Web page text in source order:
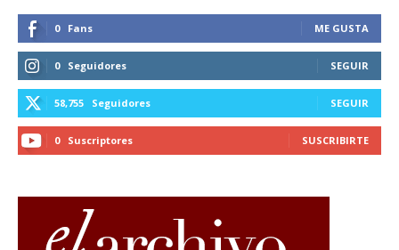
0 Fans ME GUSTA
0 Seguidores SEGUIR
58,755 Seguidores SEGUIR
0 Suscriptores SUSCRIBIRTE